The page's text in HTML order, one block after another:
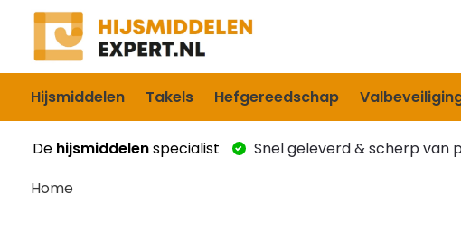
Hijsmiddelen Takels Hefgereedschap
De hijsmiddelenspecialist Snel geleverd & scherp van
Home